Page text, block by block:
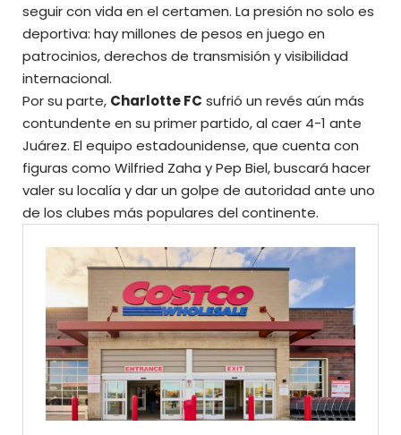
seguir con vida en el certamen. La presión no solo es
deportiva: hay millones de pesos en juego en
patrocinios, derechos de transmisión y visibilidad
internacional.
Por su parte, Charlotte FC sufrió un revés aún más
contundente en su primer partido, al caer 4-1 ante
Juárez. El equipo estadounidense, que cuenta con
figuras como Wilfried Zaha y Pep Biel, buscará hacer
valer su localía ydar un golpe de autoridad ante uno
de los clubes más populares del continente.